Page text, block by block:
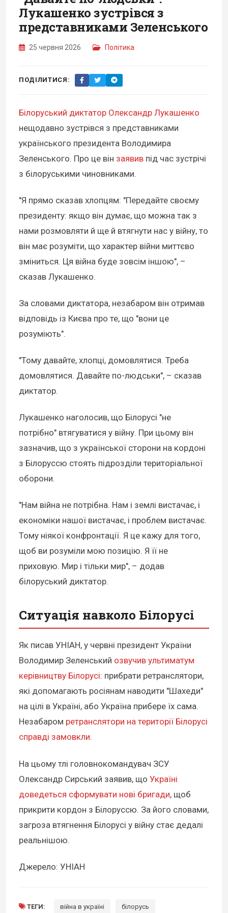
Лукашенко зустрівся з
представниками Зеленського
25 червня 2026 Політика
ПОДІЛИТИСЯ:
Білоруський диктатор Олександр Лукашенко
нещодавно зустрівся з представниками
українського президента Володимира
Зеленського. Про це він заявив під час зустрічі
з білоруськими чиновниками.
"Я прямо сказав хлопцям: "Передайте своєму
президенту: якщо він думає, що можна так з
нами розмовляти й ще й втягнути нас у війну, то
він має розуміти, що характер війни миттєво
зміниться. Ця війна буде зовсім іншою", –
сказав Лукашенко.
За словами диктатора, незабаром він отримав
відповідь із Києва про те, що "вони це
розуміють".
"Тому давайте, хлопці, домовлятися. Треба
домовлятися. Давайте по-людськи", – сказав
диктатор.
Лукашенко наголосив, що Білорусі "не
потрібно" втягуватися у війну. При цьому він
зазначив, що з української сторони на кордоні
з Білоруссю стоять підрозділи територіальної
оборони.
"Нам війна не потрібна. Нам і землі вистачає, і
економіки нашої вистачає, і проблем вистачає.
Тому ніякої конфронтації. Я це кажу для того,
щоб ви розуміли мою позицію. Я її не
приховую. Мир і тільки мир", – додав
білоруський диктатор.
Ситуація навколо Білорусі
Як писав УНІАН, у червні президент України
Володимир Зеленський озвучив ультиматум
керівництву Білорусі: прибрати ретранслятори,
які допомагають росіянам наводити "Шахеди"
на цілі в Україні, або Україна прибере їх сама.
Незабаром ретранслятори на території Білорусі
справді замовкли.
На цьому тлі головнокомандувач ЗСУ
Олександр Сирський заявив, що Україні
доведеться сформувати нові бригади, щоб
прикрити кордон з Білоруссю. За його словами,
загроза втягнення Білорусі у війну стає дедалі
реальнішою.
Джерело: УНІАН
ТЕГИ: війна в україні білорусь